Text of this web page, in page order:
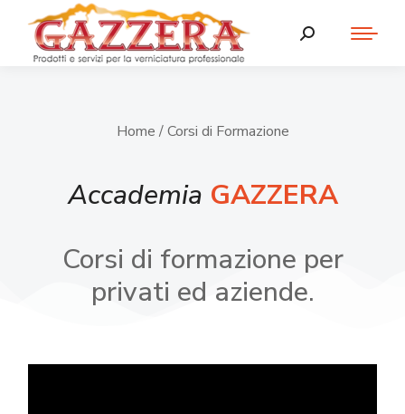
Home / Corsi di Formazione
Accademia GAZZERA
Corsi di formazione per
privati ed aziende.